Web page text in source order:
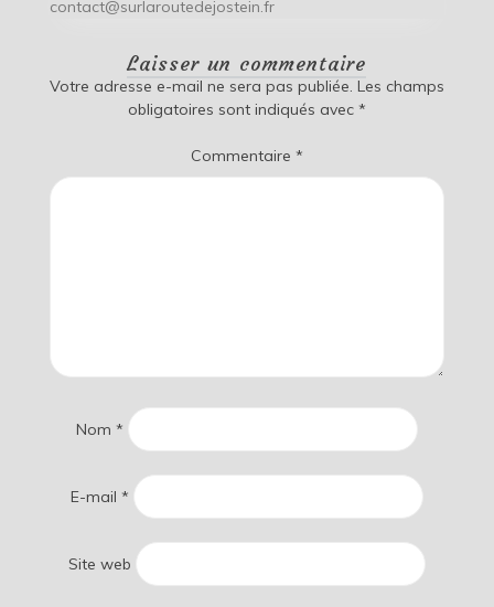
contact@surlaroutedejostein.fr
Laisser un commentaire
Votre adresse e-mail ne sera pas publiée. Les champs
obligatoires sont indiqués avec *
Commentaire *
Nom *
E-mail *
Site web